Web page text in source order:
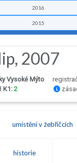
2016
2015
2007
Vysoké Mýto
K1: 2
umístění v žebříčcích
historie